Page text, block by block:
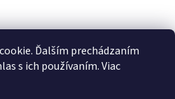
Ďalším prechádzaním
s ich používaním. Viac